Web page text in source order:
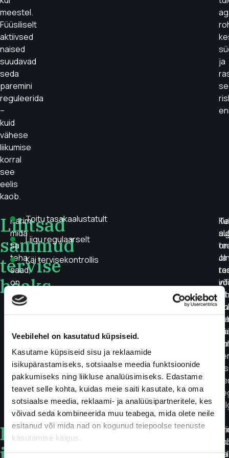
Veebilehel on kasutatud küpsiseid.
Kasutame küpsiseid sisu ja reklaamide
isikupärastamiseks, sotsiaalse meedia funktsioonide
pakkumiseks ning liikluse analüüsimiseks. Edastame
teavet selle kohta, kuidas meie saiti kasutate, ka oma
sotsiaalse meedia, reklaami- ja analüüsipartneritele, kes
võivad seda kombineerida muu teabega, mida olete neile
esitanud või mida nad on kogunud teiepoolse teenuste
kasutamise käigus.
meestel.
Füüsiliselt
aktiivsed
naised
suudavad
seda
paremini
reguleerida
–
kuid
vähese
liikumise
korral
see
eelis
kaob.
ja
Lihtsad
sammud
tervise
heaks
Parim,
mida
sa
teha
saad,
on
hoolitseda
ennetavalt
tervise
Toitu tasakaalustatult
Liigu regulaarselt
Käi tervisekontrollis
Kui
sul
on
või
on
Ja
sul
LinX-
Tunned
end
LinXon väike ja mugav veresuhkrumõõtur, mis
kinnitatakse nahale ja jälgib vere glükoosisisaldust
sa